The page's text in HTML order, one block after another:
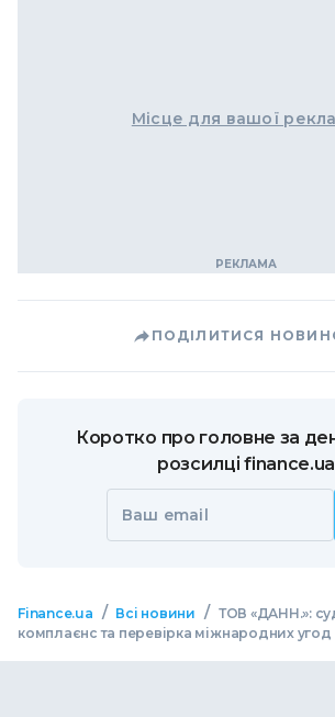
Місце для вашої
ПОДІЛИТИСЯ
Коротко про головне за
розсилці finance.ua
Ваш email
Finance.ua / Всі новини / ТОВ «ДАНН.»:
комплаєнс та перевірка міжнародних угод